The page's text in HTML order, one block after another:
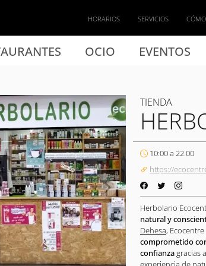
OCIO EVENTOS
HORARIOS SERVICIOS
TIENDA
10:00 a 22.00
https://
Herbolario
natural y
Dehesa,
comprometido
confianzagracias